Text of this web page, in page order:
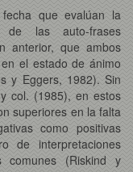
que evalúan la
de las auto-frases
anterior, que ambos
el estado de ánimo
y Eggers, 1982). Sin
col. (1985), en estos
superiores en la falta
como positivas
de interpretaciones
comunes (Riskind y